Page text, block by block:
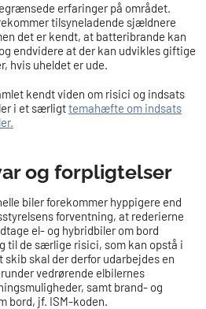
erfaringer på området.
tilsyneladende sjældnere
det er kendt, at batteribrande kan
endvidere at der kan udvikles giftige
hvis uheldet er ude.
kendt viden om risici og indsats
i et særligttemahæfte om indsats
og forpligtelser
biler forekommer hyppigere end
forventning, at rederierne
el- og hybridbiler om bord
til de særlige risici, som kan opstå i
skib skal der derfor udarbejdes en
vedrørende elbilernes
samt brand- og
bord, jf. ISM-koden.